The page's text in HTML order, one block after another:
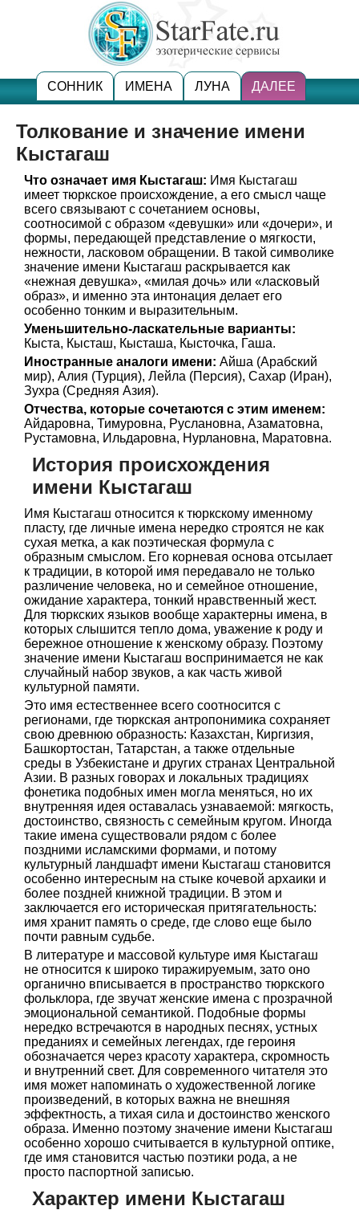
СОННИК ИМЕНА ЛУНА ДАЛЕЕ
Толкование и значение имени
Кыстагаш
Что означает имя Кыстагаш: Имя Кыстагаш
имеет тюркское происхождение, а его смысл чаще
всего связывают с сочетанием основы,
соотносимой с образом «девушки» или «дочери», и
формы, передающей представление о мягкости,
нежности, ласковом обращении. В такой символике
значение имени Кыстагаш раскрывается как
«нежная девушка», «милая дочь» или «ласковый
образ», и именно эта интонация делает его
особенно тонким и выразительным.
Уменьшительно-ласкательные варианты:
Кыста, Кысташ, Кысташа, Кысточка, Гаша.
Иностранные аналоги имени: Айша (Арабский
мир), Алия (Турция), Лейла (Персия), Сахар (Иран),
Зухра (Средняя Азия).
Отчества, которые сочетаются с этим именем:
Айдаровна, Тимуровна, Руслановна, Азаматовна,
Рустамовна, Ильдаровна, Нурлановна, Маратовна.
История происхождения
имени Кыстагаш
Имя Кыстагаш относится к тюркскому именному
пласту, где личные имена нередко строятся не как
сухая метка, а как поэтическая формула с
образным смыслом. Его корневая основа отсылает
к традиции, в которой имя передавало не только
различение человека, но и семейное отношение,
ожидание характера, тонкий нравственный жест.
Для тюркских языков вообще характерны имена, в
которых слышится тепло дома, уважение к роду и
бережное отношение к женскому образу. Поэтому
значение имени Кыстагаш воспринимается не как
случайный набор звуков, а как часть живой
культурной памяти.
Это имя естественнее всего соотносится с
регионами, где тюркская антропонимика сохраняет
свою древнюю образность: Казахстан, Киргизия,
Башкортостан, Татарстан, а также отдельные
среды в Узбекистане и других странах Центральной
Азии. В разных говорах и локальных традициях
фонетика подобных имен могла меняться, но их
внутренняя идея оставалась узнаваемой: мягкость,
достоинство, связность с семейным кругом. Иногда
такие имена существовали рядом с более
поздними исламскими формами, и потому
культурный ландшафт имени Кыстагаш становится
особенно интересным на стыке кочевой архаики и
более поздней книжной традиции. В этом и
заключается его историческая притягательность:
имя хранит память о среде, где слово еще было
почти равным судьбе.
В литературе и массовой культуре имя Кыстагаш
не относится к широко тиражируемым, зато оно
органично вписывается в пространство тюркского
фольклора, где звучат женские имена с прозрачной
эмоциональной семантикой. Подобные формы
нередко встречаются в народных песнях, устных
преданиях и семейных легендах, где героиня
обозначается через красоту характера, скромность
и внутренний свет. Для современного читателя это
имя может напоминать о художественной логике
произведений, в которых важна не внешняя
эффектность, а тихая сила и достоинство женского
образа. Именно поэтому значение имени Кыстагаш
особенно хорошо считывается в культурной оптике,
где имя становится частью поэтики рода, а не
просто паспортной записью.
Характер имени Кыстагаш